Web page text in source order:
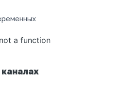
a function